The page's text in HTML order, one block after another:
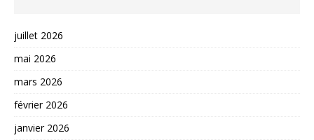
juillet 2026
mai 2026
mars 2026
février 2026
janvier 2026